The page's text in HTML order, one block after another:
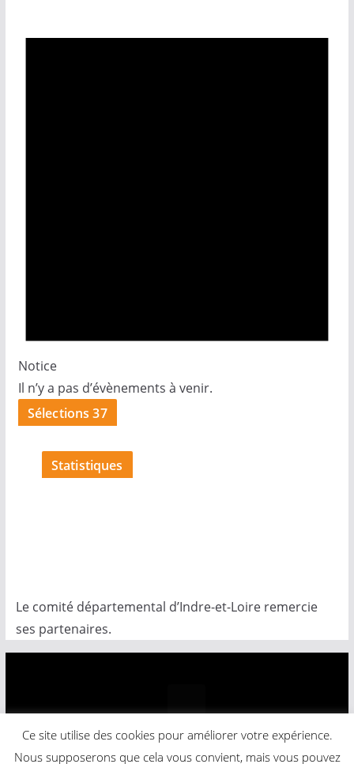
Notice
Il n’y a pas d’évènements à venir.
Sélections 37
Statistiques
Le comité départemental d’Indre-et-Loire remercie
ses partenaires.
Comité Départemental Basket-Ball
Ce site utilise des cookies pour améliorer votre expérience.
Nous supposerons que cela vous convient, mais vous pouvez